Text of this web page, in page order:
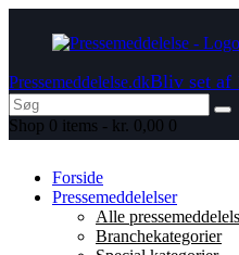
Pressemeddelelse.dkBliv set af
Shop 0 items - kr. 0,00 0
Forside
Pressemeddelelser
Alle
Branchekategorier